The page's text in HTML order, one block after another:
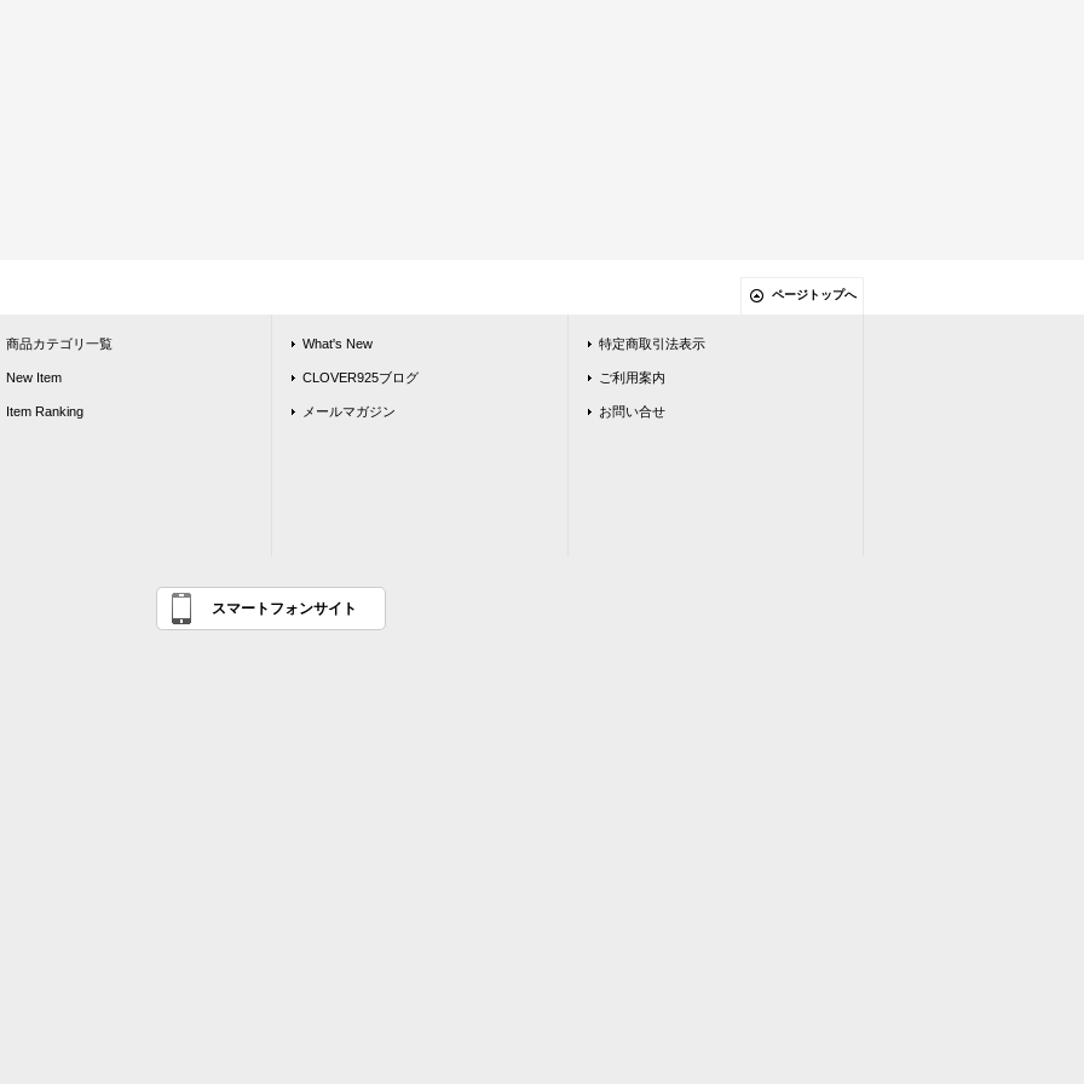
ページトップへ
商品カテゴリ一覧
New Item
Item Ranking
What's New
CLOVER925ブログ
メールマガジン
特定商取引法表示
ご利用案内
お問い合せ
スマートフォンサイト